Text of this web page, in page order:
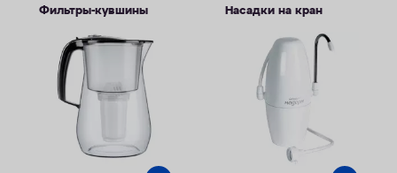
Фильтры-кувшины Насадки на кран